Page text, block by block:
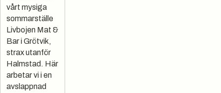
vårt mysiga
sommarställe
Livbojen Mat &
Bar i Grötvik,
strax utanför
Halmstad. Här
arbetar vi i en
avslappnad